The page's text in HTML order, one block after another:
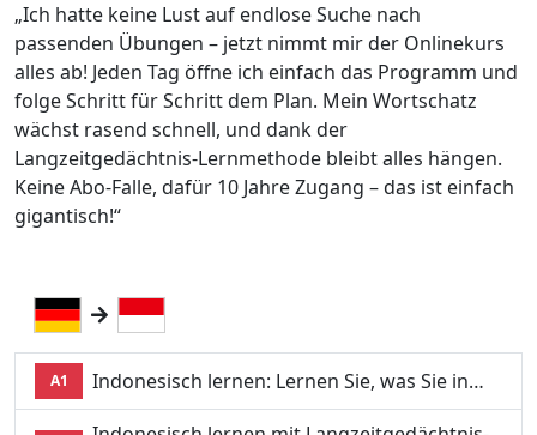
„Ich hatte keine Lust auf endlose Suche nach
passenden Übungen – jetzt nimmt mir der Onlinekurs
alles ab! Jeden Tag öffne ich einfach das Programm und
folge Schritt für Schritt dem Plan. Mein Wortschatz
wächst rasend schnell, und dank der
Langzeitgedächtnis-Lernmethode bleibt alles hängen.
Keine Abo-Falle, dafür 10 Jahre Zugang – das ist einfach
gigantisch!“
A1
Indonesisch lernen: Lernen Sie, was Sie in…